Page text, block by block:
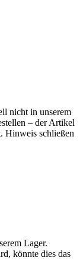
nicht in unserem
– der Artikel
Hinweis schließen
Lager.
könnte dies das